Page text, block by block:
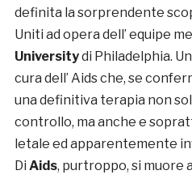
definita la sorprendente
Uniti ad opera dell’ equipe
Universitydi Philadelphia.
cura dell’ Aids che, se
una definitiva terapia non
controllo, ma anche e
letale ed apparentemente
Di Aids, purtroppo, si muore